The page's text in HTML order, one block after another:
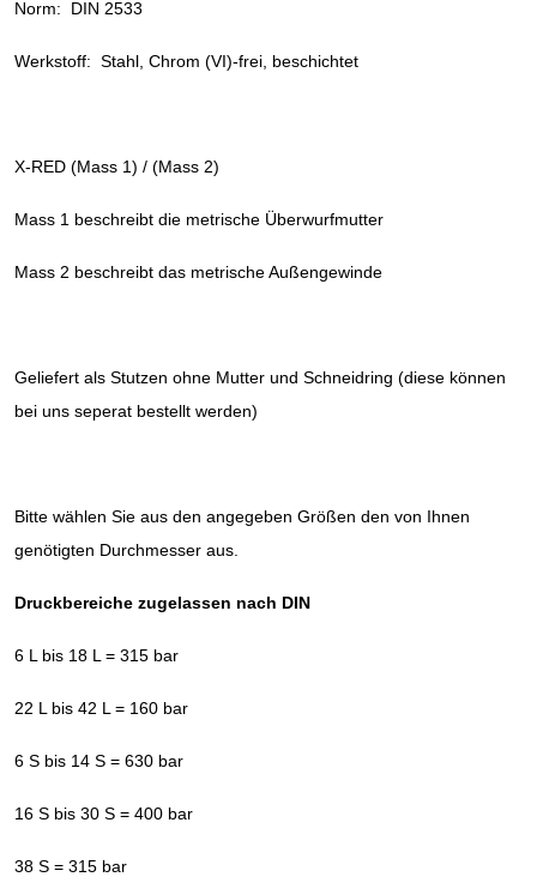
Norm: DIN 2533
Werkstoff: Stahl, Chrom (VI)-frei, beschichtet
X-RED (Mass 1) / (Mass 2)
Mass 1 beschreibt die metrische Überwurfmutter
Mass 2 beschreibt das metrische Außengewinde
Geliefert als Stutzen ohne Mutter und Schneidring (diese können
bei uns seperat bestellt werden)
Bitte wählen Sie aus den angegeben Größen den von Ihnen
genötigten Durchmesser aus.
Druckbereiche zugelassen nach DIN
6 L bis 18 L = 315 bar
22 L bis 42 L = 160 bar
6 S bis 14 S = 630 bar
16 S bis 30 S = 400 bar
38 S = 315 bar